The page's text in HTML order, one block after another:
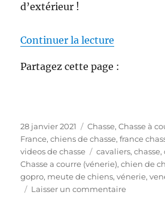
d’extérieur !
Continuer la lecture
Partagez cette page :
P
u
b
l
i
28 janvier 2021
C
a
é
g
o
Chasse,Chasse à
France,chiens de chasse,france
videos de chasse
É
t
i
q
cavaliers,chasse,
Chasse a courre (vénerie),chien de
gopro, meute de chiens,vénerie,
Laisser un commentaires